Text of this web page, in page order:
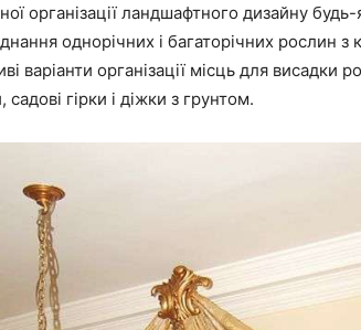
організації ландшафтного дизайну будь-
однорічних і багаторічних рослин
варіанти організації місць для висадки
садові гірки і діжки з грунтом.